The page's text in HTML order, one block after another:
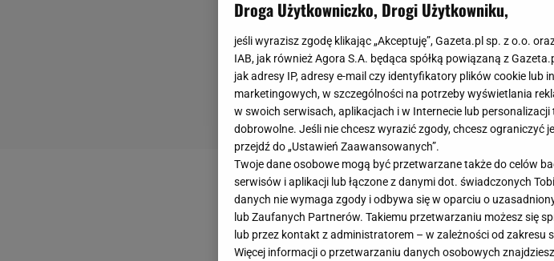
Droga Użytkowniczko, Drogi Użytkowniku,
jeśli wyrazisz zgodę klikając „Akceptuję”, Gazeta.pl sp. z o.o.
IAB, jak również Agora S.A. będąca spółką powiązaną z
jak adresy IP, adresy e-mail czy identyfikatory plików cookie lub
marketingowych, w szczególności na potrzeby wyświetlania
w swoich serwisach, aplikacjach i w Internecie lub
dobrowolne. Jeśli nie chcesz wyrazić zgody, chcesz ograniczyć
przejdź do „Ustawień Zaawansowanych”.
Twoje dane osobowe mogą być przetwarzane także do celów
serwisów i aplikacji lub łączone z danymi dot. świadczonych
danych nie wymaga zgody i odbywa się w oparciu o
lub Zaufanych Partnerów. Takiemu przetwarzaniu możesz się
lub przez kontakt z administratorem – w zależności od
Więcej informacji o przetwarzaniu danych osobowych